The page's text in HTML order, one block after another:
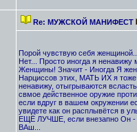
Re: МУЖСКОЙ МАНИФЕСТ
Порой чувствую себя
Нет... Просто иногда я
Женщины! Значит - Иногда Я
Нарциссов этих, МАТЬ ИХ я
ненавижу, отыгрываются
свмое действенное оружие
если вдруг в вашем окружении
увидете как он расплывётся в
ЕЩЁ ЛУЧШЕ, если внезапно Он -
ВАш...